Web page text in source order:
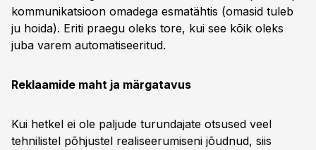
kommunikatsioon omadega esmatähtis (omasid tuleb
ju hoida). Eriti praegu oleks tore, kui see kõik oleks
juba varem automatiseeritud.
Reklaamide maht ja märgatavus
Kui hetkel ei ole paljude turundajate otsused veel
tehnilistel põhjustel realiseerumiseni jõudnud, siis